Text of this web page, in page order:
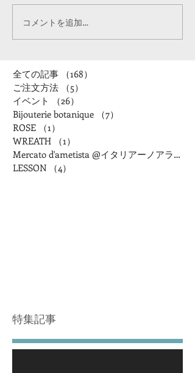
コメントを追加…
全ての記事 （168）
ご注文方法
（5）
イベント
（26）
Bijouterie botanique
（7）
ROSE
（1）
WREATH
（1）
Mercato d'ametista @イタリアーノアランチャ
LESSON
（4）
特集記事